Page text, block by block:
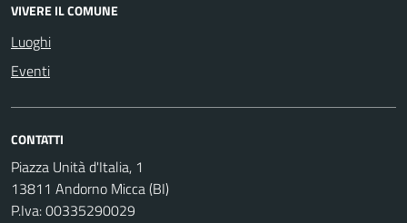
VIVERE IL COMUNE
Luoghi
Eventi
CONTATTI
Piazza Unità d'Italia, 1
13811 Andorno Micca (BI)
P.Iva: 00335290029